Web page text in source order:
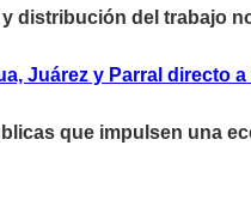
distribución del trabajo
Juárez y Parral directo
que impulsen una